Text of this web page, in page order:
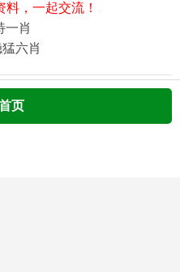
，一起交流！
一肖
六肖
页